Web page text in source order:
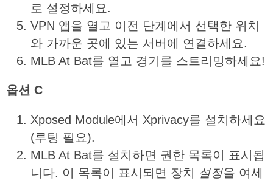
로 설정하세요.
VPN 앱을 열고 이전 단계에서 선택한 위치
와 가까운 곳에 있는 서버에 연결하세요.
MLB At Bat를 열고 경기를 스트리밍하세요!
옵션 C
Xposed Module에서 Xprivacy를 설치하세요
(루팅 필요).
MLB At Bat를 설치하면 권한 목록이 표시됩
니다. 이 목록이 표시되면 장치 설정을 여세